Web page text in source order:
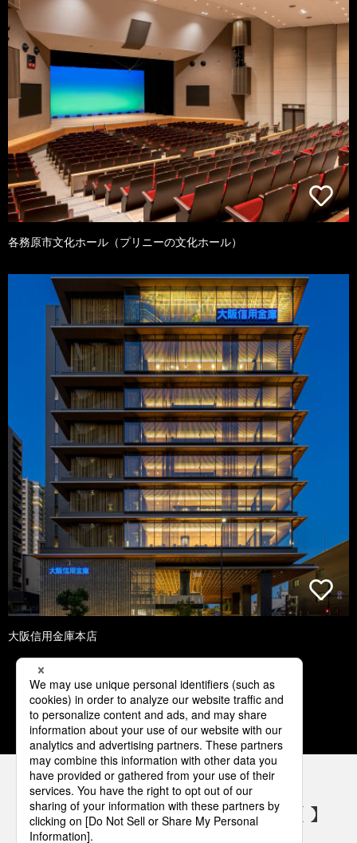
各務原市文化ホール（プリニーの文化ホール）
大阪信用金庫本店
1 2 3 4 5
パナソニックの電気設備 SNSアカウント